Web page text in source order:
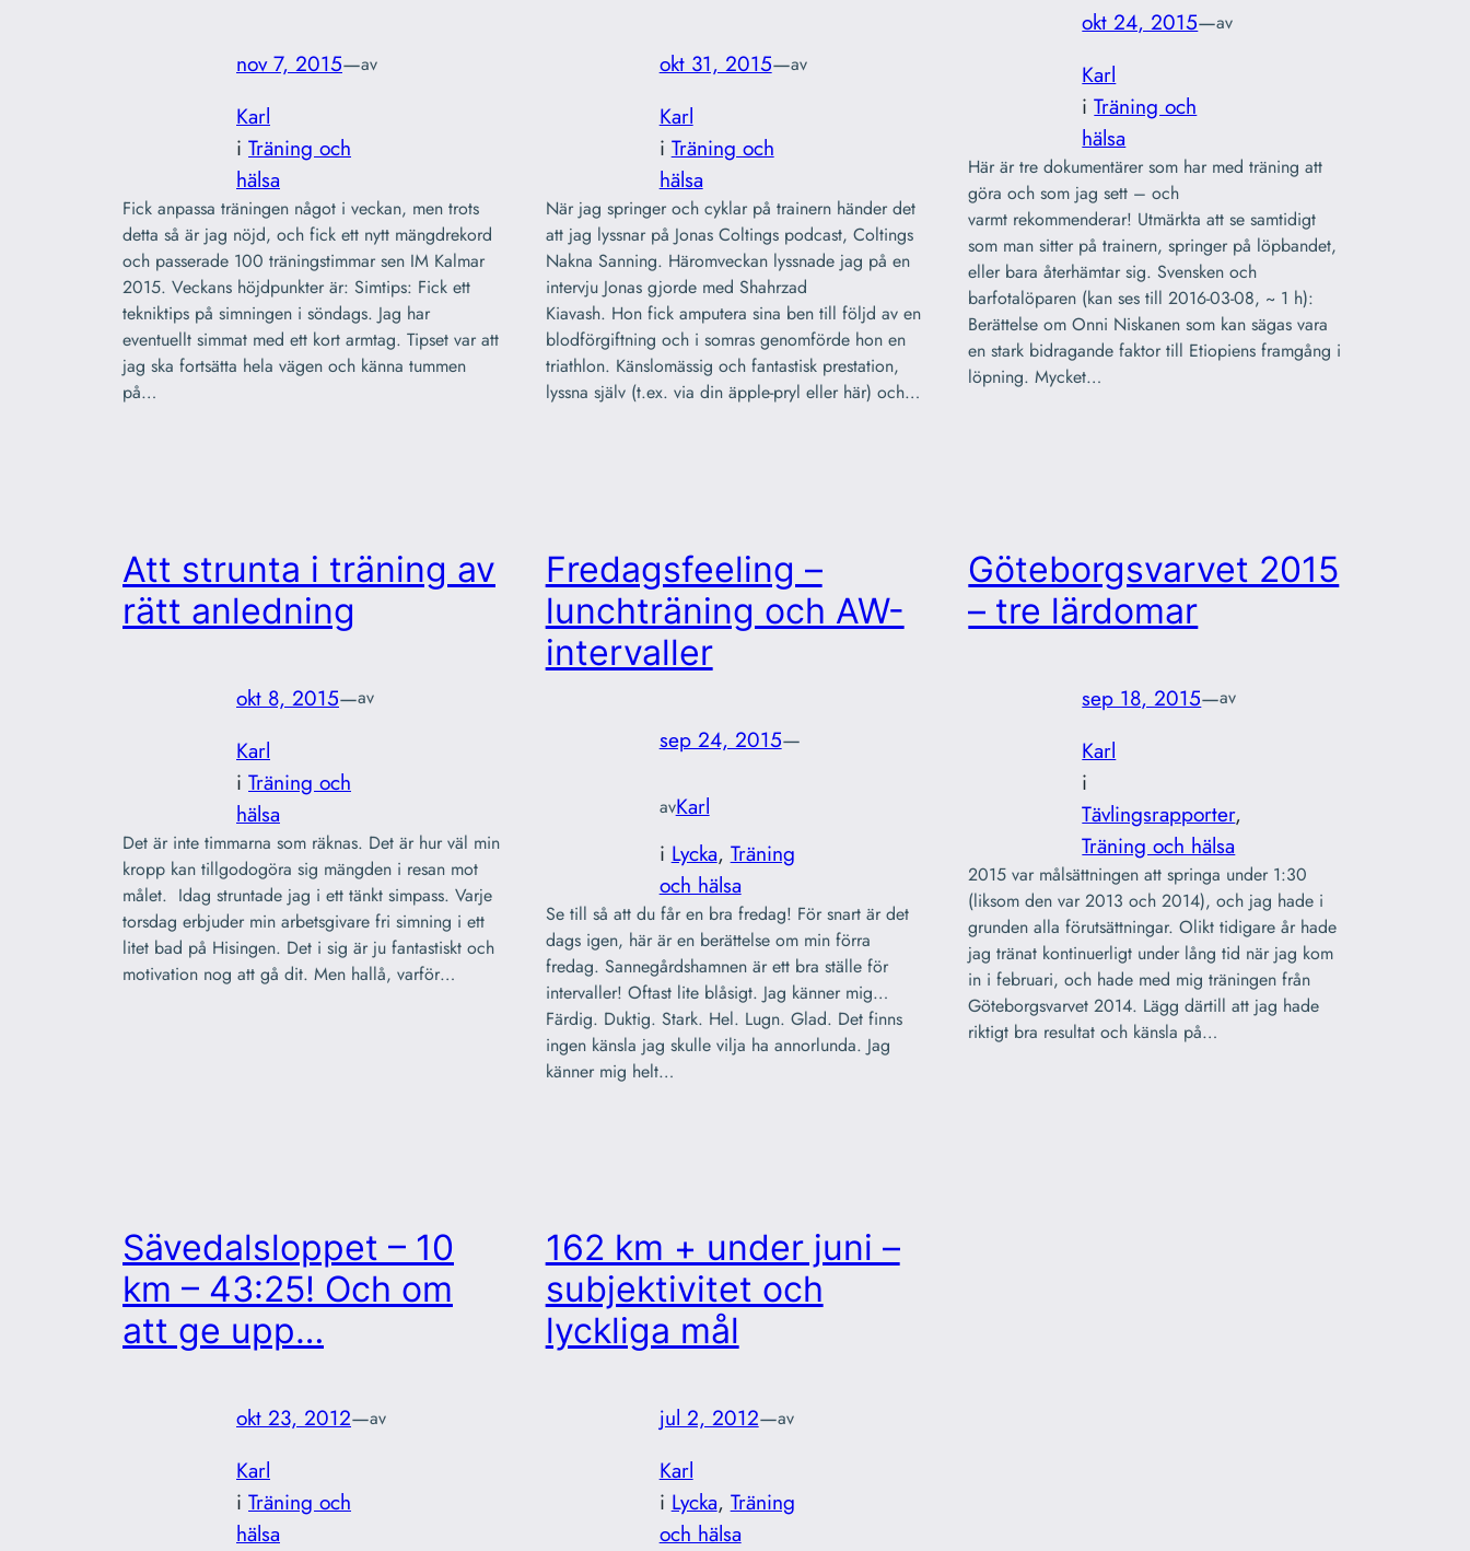
nov 7, 2015—av
Karl
i Träning och
hälsa
Fick anpassa träningen något i veckan, men trots
detta så är jag nöjd, och fick ett nytt mängdrekord
och passerade 100 träningstimmar sen IM Kalmar
2015. Veckans höjdpunkter är: Simtips: Fick ett
tekniktips på simningen i söndags. Jag har
eventuellt simmat med ett kort armtag. Tipset var att
jag ska fortsätta hela vägen och känna tummen
på…
okt 31, 2015—av
Karl
i Träning och
hälsa
När jag springer och cyklar på trainern händer det
att jag lyssnar på Jonas Coltings podcast, Coltings
Nakna Sanning. Häromveckan lyssnade jag på en
intervju Jonas gjorde med Shahrzad
Kiavash. Hon fick amputera sina ben till följd av en
blodförgiftning och i somras genomförde hon en
triathlon. Känslomässig och fantastisk prestation,
lyssna själv (t.ex. via din äpple-pryl eller här) och…
okt 24, 2015—av
Karl
iTräning och
hälsa
Här är tre dokumentärer som har med träning att
göra och som jag sett – och
varmt rekommenderar! Utmärkta att se samtidigt
som man sitter på trainern, springer på löpbandet,
eller bara återhämtar sig. Svensken och
barfotalöparen (kan ses till 2016-03-08, ~ 1 h):
Berättelse om Onni Niskanen som kan sägas vara
en stark bidragande faktor till Etiopiens framgång i
löpning. Mycket…
Att strunta i träning av
rätt anledning
okt 8, 2015—av
Karl
i Träning och
hälsa
Det är inte timmarna som räknas. Det är hur väl min
kropp kan tillgodogöra sig mängden i resan mot
målet. Idag struntade jag i ett tänkt simpass. Varje
torsdag erbjuder min arbetsgivare fri simning i ett
litet bad på Hisingen. Det i sig är ju fantastiskt och
motivation nog att gå dit. Men hallå, varför…
Fredagsfeeling –
lunchträning och AW-
intervaller
sep 24, 2015—
avKarl
i Lycka, Träning
och hälsa
Se till så att du får en bra fredag! För snart är det
dags igen, här är en berättelse om min förra
fredag. Sannegårdshamnen är ett bra ställe för
intervaller! Oftast lite blåsigt. Jag känner mig…
Färdig. Duktig. Stark. Hel. Lugn. Glad. Det finns
ingen känsla jag skulle vilja ha annorlunda. Jag
känner mig helt…
Göteborgsvarvet 2015
– tre lärdomar
sep 18, 2015—av
Karl
i
Tävlingsrapporter
Träning och hälsa
2015 var målsättningen att springa under 1:30
(liksom den var 2013 och 2014), och jag hade i
grunden alla förutsättningar. Olikt tidigare år hade
jag tränat kontinuerligt under lång tid när jag kom
in i februari, och hade med mig träningen från
Göteborgsvarvet 2014. Lägg därtill att jag hade
riktigt bra resultat och känsla på…
Sävedalsloppet – 10
km – 43:25! Och om
att ge upp…
okt 23, 2012—av
Karl
i Träning och
hälsa
162 km + under juni –
subjektivitet och
lyckliga mål
jul 2, 2012—av
Karl
i Lycka, Träning
och hälsa